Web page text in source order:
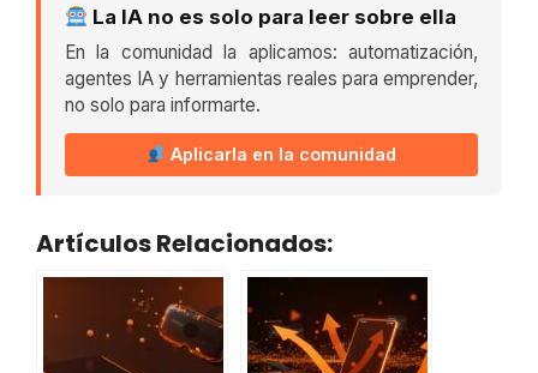
La IA no es solo para leer sobre ella
En la comunidad la aplicamos: automatización,
agentes IA y herramientas reales para emprender,
no solo para informarte.
Aplicarla en la comunidad
Artículos Relacionados: